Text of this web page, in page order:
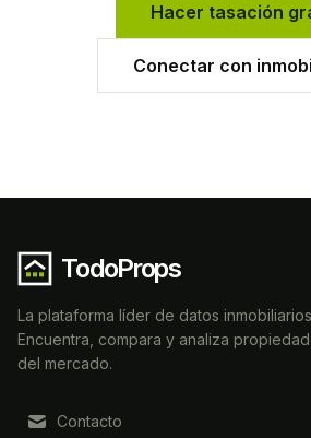
Hacer tasación
Conectar con
TodoProps
La plataforma líder de datos
Encuentra, compara y analiza
del mercado.
Contacto